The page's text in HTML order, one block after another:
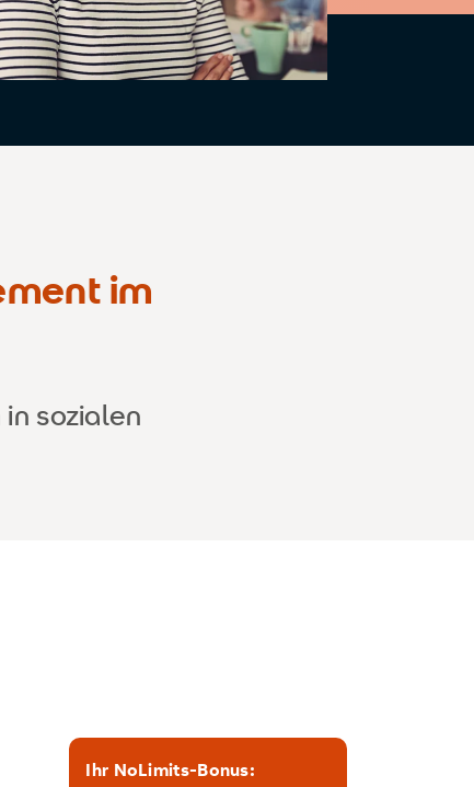
im
sozialen
Ihr NoLimits-Bonus: